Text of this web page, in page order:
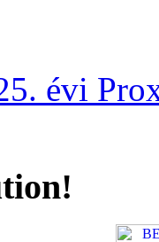
évi